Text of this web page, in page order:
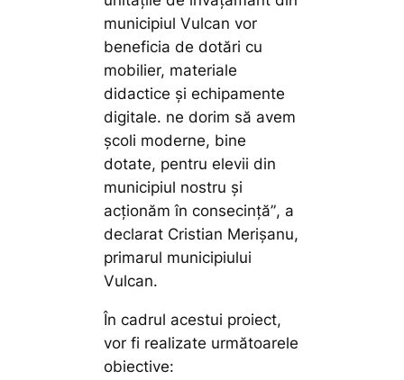
municipiul Vulcan vor
beneficia de dotări cu
mobilier, materiale
didactice și echipamente
digitale. ne dorim să avem
școli moderne, bine
dotate, pentru elevii din
municipiul nostru și
acționăm în consecință”, a
declarat Cristian Merișanu,
primarul municipiului
Vulcan.
În cadrul acestui proiect,
vor fi realizate următoarele
obiective: